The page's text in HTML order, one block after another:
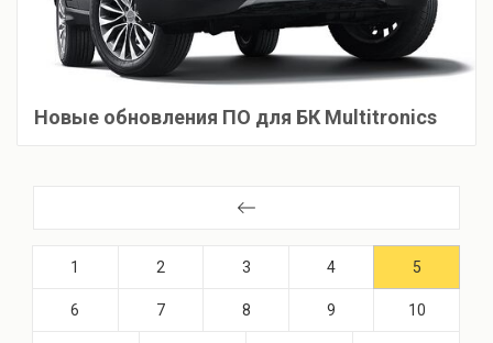
Новые обновления ПО для БК Multitronics
1 2 3 4 5
6 7 8 9 10